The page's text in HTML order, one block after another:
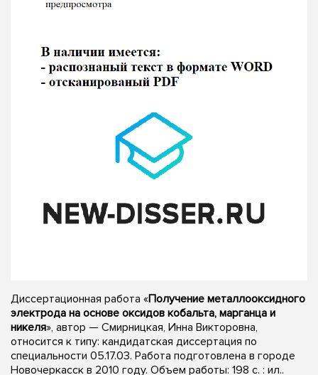
Диссертационная работа «Получение металлооксидного
электрода на основе оксидов кобальта, марганца и
никеля», автор — Смирницкая, Инна Викторовна,
относится к типу: кандидатская диссертация по
специальности 05.17.03. Работа подготовлена в городе
Новочеркасск в 2010 году. Объем работы: 198 с. : ил..